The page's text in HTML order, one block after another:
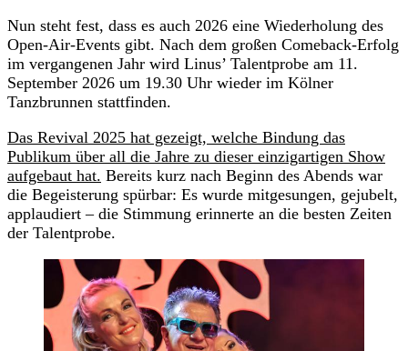
Nun steht fest, dass es auch 2026 eine Wiederholung des
Open-Air-Events gibt. Nach dem großen Comeback-Erfolg
im vergangenen Jahr wird Linus’ Talentprobe am 11.
September 2026 um 19.30 Uhr wieder im Kölner
Tanzbrunnen stattfinden.
Das Revival 2025 hat gezeigt, welche Bindung das
Publikum über all die Jahre zu dieser einzigartigen Show
aufgebaut hat. Bereits kurz nach Beginn des Abends war
die Begeisterung spürbar: Es wurde mitgesungen, gejubelt,
applaudiert – die Stimmung erinnerte an die besten Zeiten
der Talentprobe.